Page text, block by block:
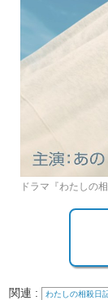
ドラマ『わたしの
関連 : わたしの相殺日